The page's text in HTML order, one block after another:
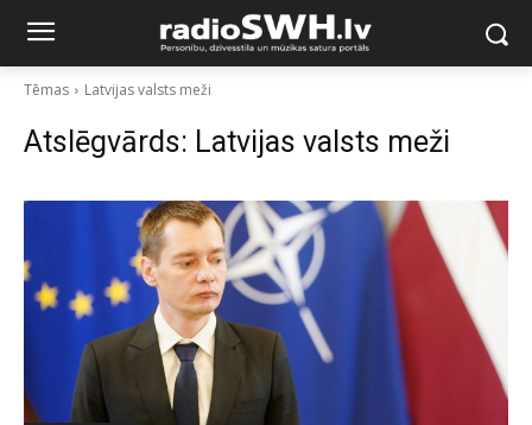
Tēmas Latvijas valsts meži
Atslēgvārds: Latvijas valsts meži